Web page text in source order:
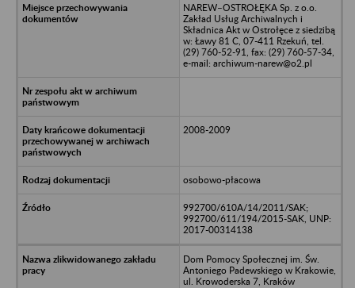
NAREW–OSTROŁĘKA Sp. z o.o.
Zakład Usług Archiwalnych i
Składnica Akt w Ostrołęce z siedzibą
w: Ławy 81 C, 07-411 Rzekuń, tel.
(29) 760-52-91, fax: (29) 760-57-34,
e-mail: archiwum-narew@o2.pl
2008-2009
osobowo-płacowa
992700/610A/14/2011/SAK;
992700/611/194/2015-SAK, UNP:
2017-00314138
Dom Pomocy Społecznej im. Św.
Antoniego Padewskiego w Krakowie,
ul. Krowoderska 7, Kraków